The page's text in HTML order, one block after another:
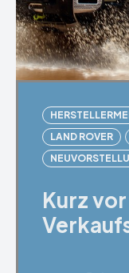
LAND ROVER
Kurz